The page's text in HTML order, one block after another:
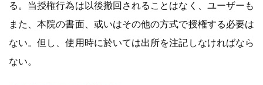
る。当授権行為は以後撤回されることはなく、ユーザーも
また、本院の書面、或いはその他の方式で授権する必要は
ない。但し、使用時に於いては出所を注記しなければなら
ない。